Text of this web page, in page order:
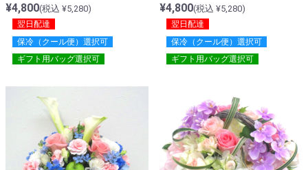
¥4,800(税込 ¥5,280)
翌日配達
保冷（クール便）選択可
ギフト用バッグ選択可
¥4,800(税込 ¥5,280)
翌日配達
保冷（クール便）選択可
ギフト用バッグ選択可